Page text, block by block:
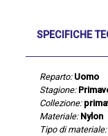
SPECIFICHE
Reparto: Uomo
Stagione:
Collezione:
Materiale: Nylon
Tipo di materiale: